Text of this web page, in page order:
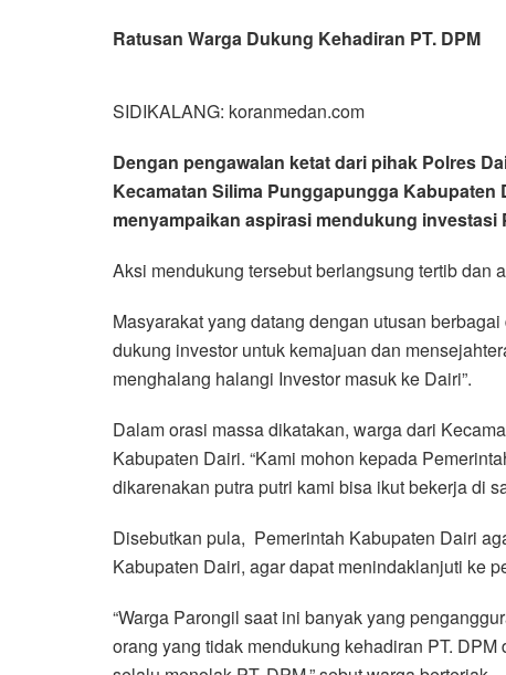
Ratusan Warga Dukung Kehadiran PT. DPM
SIDIKALANG: koranmedan.com
Dengan pengawalan ketat dari pihak Polres
Kecamatan Silima Punggapungga
menyampaikan aspirasi mendukung investasi
Aksi mendukung tersebut berlangsung tertib dan
Masyarakat yang datang dengan utusan
dukung investor untuk kemajuan dan
menghalang halangi Investor masuk ke Dairi”.
Dalam orasi massa dikatakan, warga dari
Kabupaten Dairi. “Kami mohon kepada
dikarenakan putra putri kami bisa ikut bekerja di
Disebutkan pula, Pemerintah Kabupaten Dairi
Kabupaten Dairi, agar dapat menindaklanjuti ke
“Warga Parongil saat ini banyak yang
orang yang tidak mendukung kehadiran PT.